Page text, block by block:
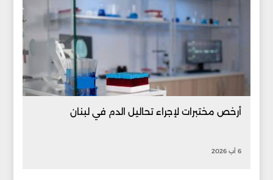
أرخص مختبرات لإجراء تحاليل الدم في لبنان
6 آب 2026